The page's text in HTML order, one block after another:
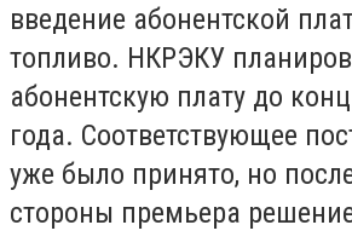
введение абонентской
топливо. НКРЭКУ
абонентскую плату до
года. Соответствующее
уже было принято, но
стороны премьера